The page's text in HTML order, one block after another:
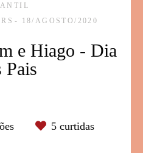
18/AGOSTO/2020
e Hiago - Dia
Pais
5 curtidas